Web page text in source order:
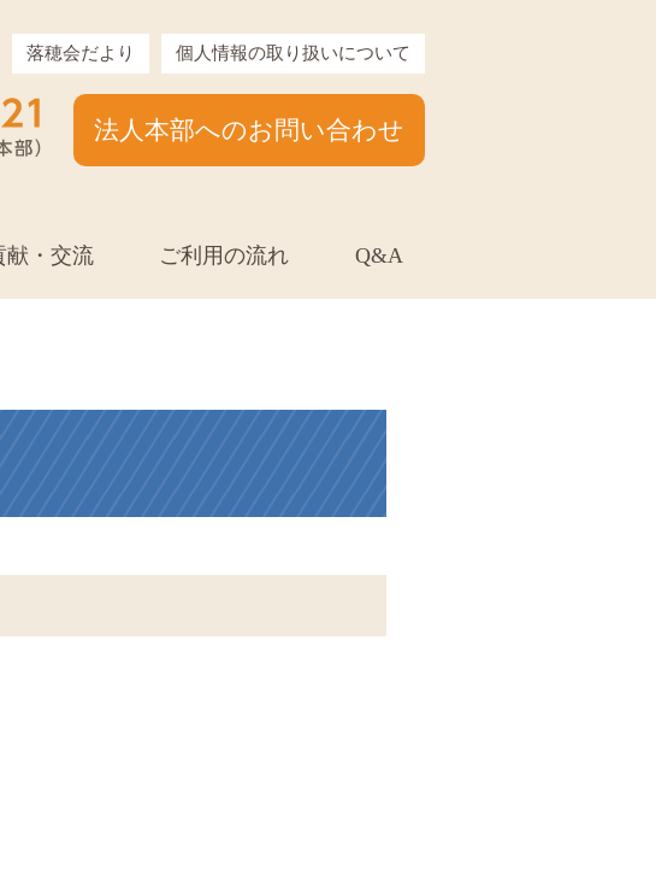
落穂会だより 個人情報の取り扱いについて
法人本部へのお問い合わせ
献・交流 ご利用の流れ Q&A